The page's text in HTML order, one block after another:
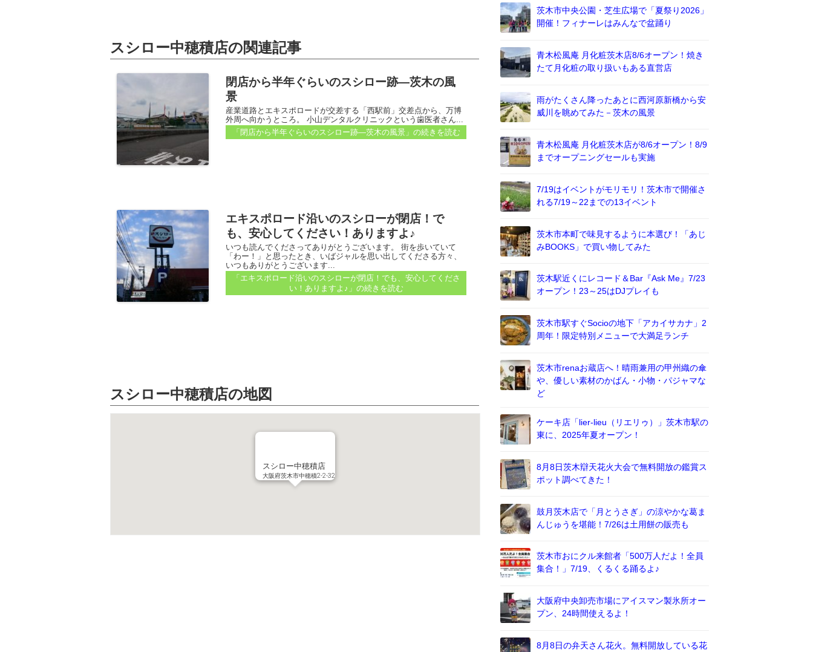
スシロー中穂積店の関連記事
閉店から半年ぐらいのスシロー跡―茨木の風
景
産業道路とエキスポロードが交差する「西駅前」交差点から、万博
外周へ向かうところ。 小山デンタルクリニックという歯医者さん...
「閉店から半年ぐらいのスシロー跡―茨木の風景」 の続きを読む
エキスポロード沿いのスシローが閉店！で
も、安心してください！ありますよ♪
いつも読んでくださってありがとうございます。 街を歩いていて
「わー！」と思ったとき、いばジャルを思い出してくださる方々、
いつもありがとうございます...
「エキスポロード沿いのスシローが閉店！でも、安心してくださ
い！ありますよ♪」 の続きを読む
スシロー中穂積店の地図
スシロー中穂積店
大阪府茨木市中穂積2-2-32
茨木市中央公園・芝生広場で「夏祭り2026」
開催！フィナーレはみんなで盆踊り
青木松風庵 月化粧茨木店8/6オープン！焼き
たて月化粧の取り扱いもある直営店
雨がたくさん降ったあとに西河原新橋から安
威川を眺めてみた－茨木の風景
青木松風庵 月化粧茨木店が8/6オープン！8/9
までオープニングセールも実施
7/19はイベントがモリモリ！茨木市で開催さ
れる7/19～22までの13イベント
茨木市本町で味見するように本選び！「あじ
みBOOKS」で買い物してみた
茨木駅近くにレコード＆Bar『Ask Me』7/23
オープン！23～25はDJプレイも
茨木市駅すぐSocioの地下「アカイサカナ」2
周年！限定特別メニューで大満足ランチ
茨木市renaお蔵店へ！晴雨兼用の甲州織の傘
や、優しい素材のかばん・小物・パジャマな
ど
ケーキ店「lier-lieu（リエリゥ）」茨木市駅の
東に、2025年夏オープン！
8月8日茨木辯天花火大会で無料開放の鑑賞ス
ポット調べてきた！
鼓月茨木店で「月とうさぎ」の涼やかな葛ま
んじゅうを堪能！7/26は土用餅の販売も
茨木市おにクル来館者「500万人だよ！全員
集合！」7/19、くるくる踊るよ♪
大阪府中央卸売市場にアイスマン製氷所オー
プン、24時間使えるよ！
8月8日の弁天さん花火。無料開放している花